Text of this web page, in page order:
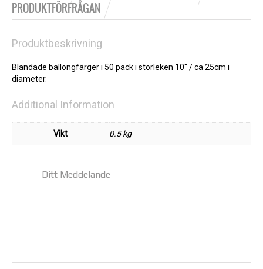
PRODUKTFÖRFRÅGAN
Produktbeskrivning
Blandade ballongfärger i 50 pack i storleken 10″ / ca 25cm i
diameter.
Additional Information
Vikt 0.5 kg